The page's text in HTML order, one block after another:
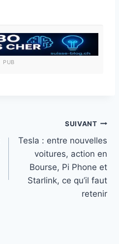
PUB
SUIVANT
Tesla : entre nouvelles
voitures, action en
Bourse, Pi Phone et
Starlink, ce qu’il faut
retenir